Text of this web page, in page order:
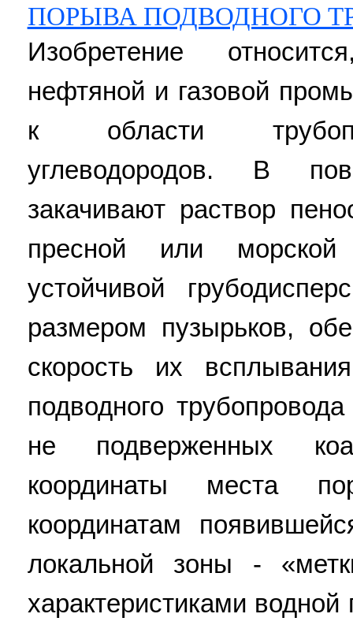
ПОРЫВА ПОДВОДНОГО
Изобретение
нефтяной и газовой
к области
углеводородов. В
закачивают раствор
пресной или
устойчивой
размером пузырьков,
скорость их
подводного
не подверженных
координаты места
координатам
локальной зоны -
характеристиками